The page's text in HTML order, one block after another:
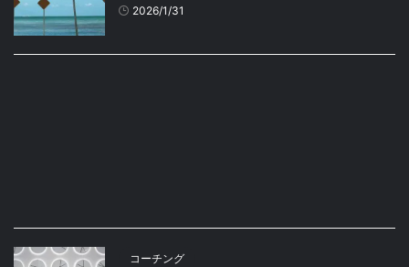
2026/1/31
コーチング